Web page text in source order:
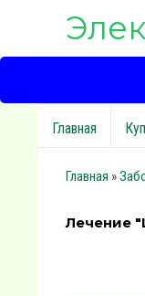
Главная
Главная »
Лечение